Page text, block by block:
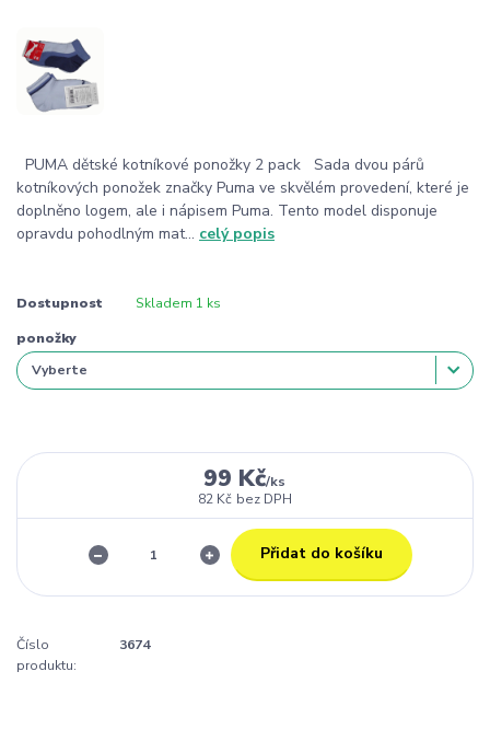
PUMA dětské kotníkové ponožky 2 pack Sada dvou párů
kotníkových ponožek značky Puma ve skvělém provedení, které je
doplněno logem, ale i nápisem Puma. Tento model disponuje
opravdu pohodlným mat... celý popis
Dostupnost Skladem 1 ks
ponožky
99 Kč/ks
82 Kč bez DPH
Přidat do košíku
Číslo
produktu:
3674